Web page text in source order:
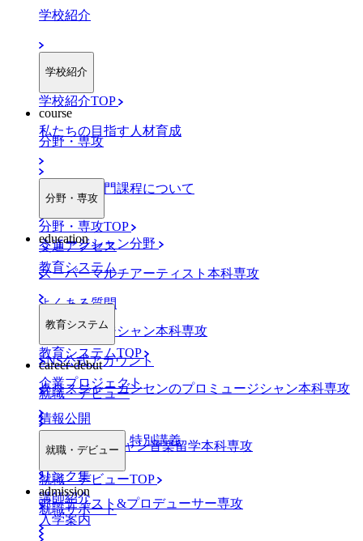
学校紹介
学校紹介
学校紹介TOP
私たちの目指す人材育成
職業実践専門課程について
交通アクセス
よくある質問
SNS公式アカウント
情報公開
リンク集
course
分野・専攻
分野・専攻
分野・専攻TOP
ミュージシャン分野
スーパーマルチアーティスト本科専攻
プロミュージシャン本科専攻
クリスジャーガンセンのプロミュージシャン本科専攻
NYミュージシャン音楽留学本科専攻
アーティスト&プロデューサー専攻
education
教育システム
教育システム
教育システムTOP
企業プロジェクト
業界特別ゼミ・特別講義
講師紹介
career-debut
就職・デビュー
就職・デビュー
就職・デビューTOP
就職サポート
admission
入学案内